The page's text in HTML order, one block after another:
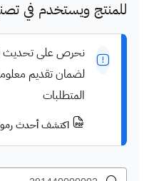
للمنتج ويستخدم في
نحرص على تحديث
لضمان تقديم
المتطلبات
اكتشف أحدث